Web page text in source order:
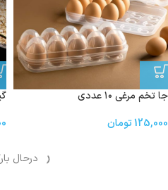
جا تخم مرغی ۱۰ عددی
125,000تومان
بارگیری